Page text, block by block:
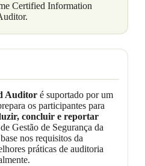
Certified Information
Auditor é suportado por um
os participantes para
concluir e reportar
Gestão de Segurança da
nos requisitos da
práticas de auditoria